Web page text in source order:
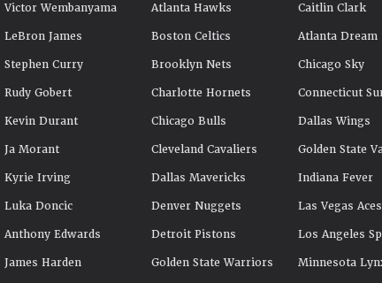
Victor Wembanyama
LeBron James
Stephen Curry
Rudy Gobert
Kevin Durant
Ja Morant
Kyrie Irving
Luka Doncic
Anthony Edwards
James Harden
Atlanta Hawks
Boston Celtics
Brooklyn Nets
Charlotte Hornets
Chicago Bulls
Cleveland Cavaliers
Dallas Mavericks
Denver Nuggets
Detroit Pistons
Golden State Warriors
Caitlin Clark
Atlanta Dream
Chicago Sky
Connecticut
Dallas Wings
Golden State
Indiana Fever
Las Vegas Aces
Los Angeles
Minnesota